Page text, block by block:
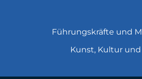
Führungskräfte und
Kunst, Kultur